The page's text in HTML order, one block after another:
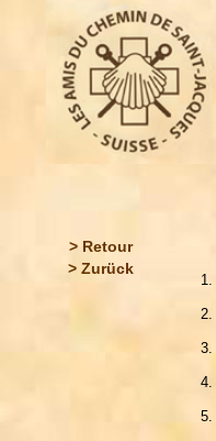
> Retour
> Zurück
1.
2.
3.
4.
5.